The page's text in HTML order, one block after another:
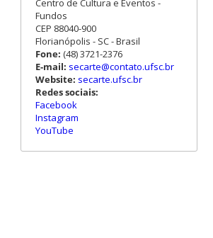
Centro de Cultura e Eventos -
Fundos
CEP 88040-900
Florianópolis - SC - Brasil
Fone: (48) 3721-2376
E-mail: secarte@contato.ufsc.br
Website: secarte.ufsc.br
Redes sociais:
Facebook
Instagram
YouTube